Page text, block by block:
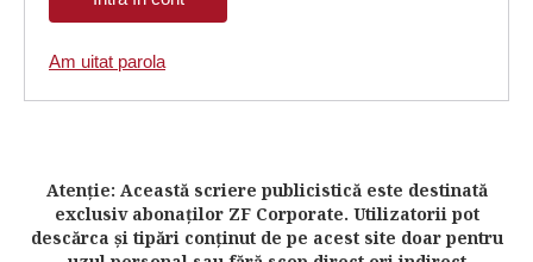
Am uitat parola
Atenţie: Această scriere publicistică este destinată
exclusiv abonaţilor ZF Corporate. Utilizatorii pot
descărca şi tipări conţinut de pe acest site doar pentru